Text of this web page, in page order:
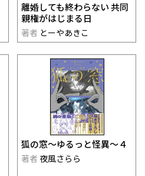
離婚しても終わらない 共同
親権がはじまる日
著者 とーやあきこ
狐の窓～ゆるっと怪異～４
著者 夜風さらら